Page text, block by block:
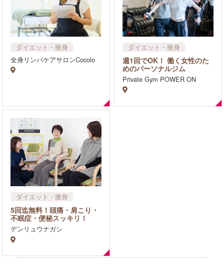
ダイエット・痩身
リラクゼーション・マッサ
ージ
全身リンパケアサロンCocolo
ダイエット・痩身
週1回でOK！ 働く女性のた
めのパーソナルジム
Private Gym POWER ON
ダイエット・痩身
リラクゼーション・マッサ
ージ
5回迄無料！頭痛・肩こり・
不眠症・便秘スッキリ！
デンリュウナガシ